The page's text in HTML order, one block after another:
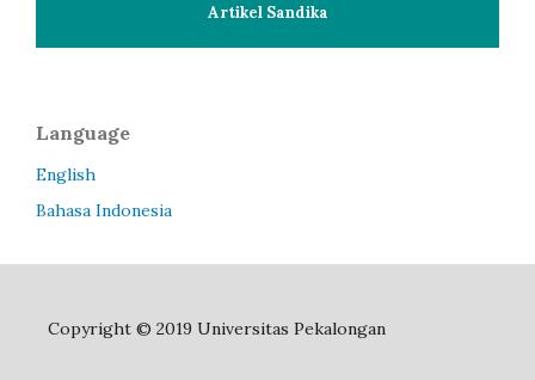
Artikel Sandika
Language
English
Bahasa Indonesia
Copyright © 2019 Universitas Pekalongan